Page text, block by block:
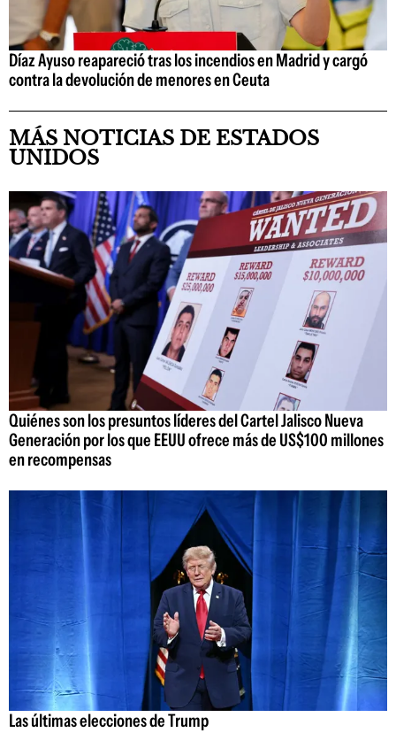
Díaz Ayuso reapareció tras los incendios en Madrid y cargó
contra la devolución de menores en Ceuta
MÁS NOTICIAS DE ESTADOS
UNIDOS
Quiénes son los presuntos líderes del Cartel Jalisco Nueva
Generación por los que EEUU ofrece más de US$100 millones
en recompensas
Las últimas elecciones de Trump